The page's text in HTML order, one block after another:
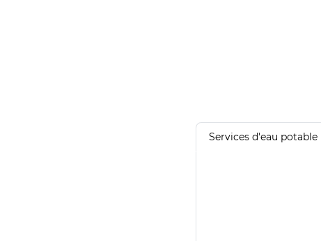
Services d'eau potable